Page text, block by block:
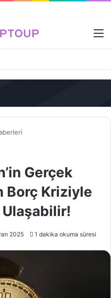
Gerçek
Borç Kriziyle
2025 1 dakika okuma süresi